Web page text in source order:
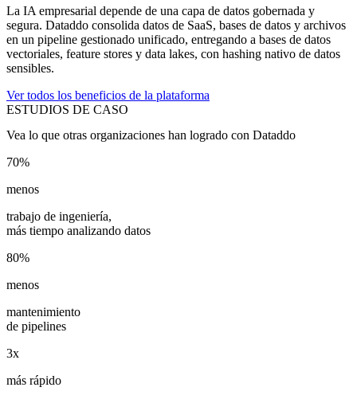
La IA empresarial depende de una capa de datos gobernada y
segura. Dataddo consolida datos de SaaS, bases de datos y archivos
en un pipeline gestionado unificado, entregando a bases de datos
vectoriales, feature stores y data lakes, con hashing nativo de datos
sensibles.
Ver todos los beneficios de la plataforma
ESTUDIOS DE CASO
Vea lo que otras organizaciones han logrado con Dataddo
70%
menos
trabajo de ingeniería,
más tiempo analizando datos
80%
menos
mantenimiento
de pipelines
3x
más rápido